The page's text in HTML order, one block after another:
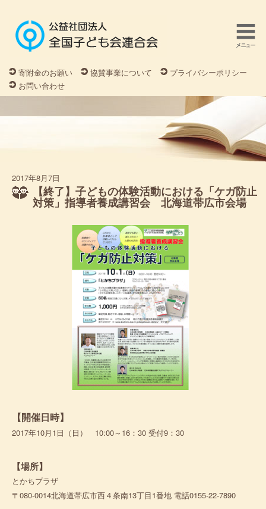
寄附金のお願い 協賛事業について
プライバシーポリシー
お問い合わせ
2017年8月7日
【終了】子どもの体験活動における「ケガ防止
対策」指導者養成講習会 北海道帯広市会場
【開催日時】
2017年10月1日（日） 10:00～16：30 受付9：30
【場所】
とかちプラザ
〒080-0014北海道帯広市西４条南13丁目1番地 電話0155-22-7890